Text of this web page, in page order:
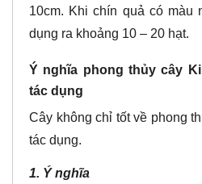
10cm. Khi chín quả có màu
dụng ra khoảng 10 – 20 hạt.
Ý nghĩa phong thủy cây
tác dụng
Cây không chỉ tốt về phong
tác dụng.
1. Ý nghĩa